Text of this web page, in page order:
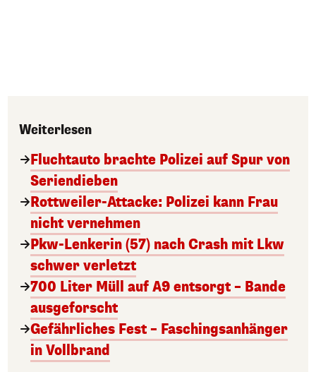
Weiterlesen
Fluchtauto brachte Polizei auf Spur von
Seriendieben
Rottweiler-Attacke: Polizei kann Frau
nicht vernehmen
Pkw-Lenkerin (57) nach Crash mit Lkw
schwer verletzt
700 Liter Müll auf A9 entsorgt – Bande
ausgeforscht
Gefährliches Fest – Faschingsanhänger
in Vollbrand